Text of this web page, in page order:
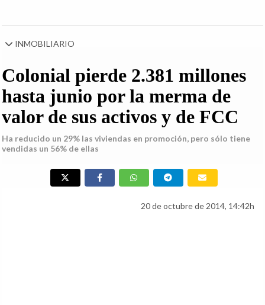
INMOBILIARIO
Colonial pierde 2.381 millones
hasta junio por la merma de
valor de sus activos y de FCC
Ha reducido un 29% las viviendas en promoción, pero sólo tiene
vendidas un 56% de ellas
20 de octubre de 2014, 14:42h